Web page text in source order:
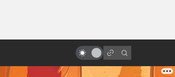
мистическая музыка